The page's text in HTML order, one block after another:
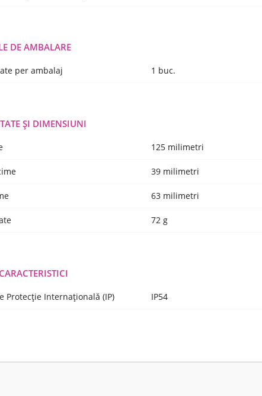
DE AMBALARE
per ambalaj 1 buc.
ŞI DIMENSIUNI
125 milimetri
39 milimetri
63 milimetri
72 g
Protecție Internațională (IP) IP54